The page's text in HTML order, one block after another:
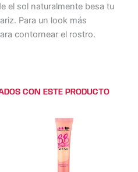
el sol naturalmente besa tu
Para un look más
contornear el rostro.
CON ESTE PRODUCTO
producto
tiene
múltiples
variantes.
producto
tiene
múltiples
variantes.